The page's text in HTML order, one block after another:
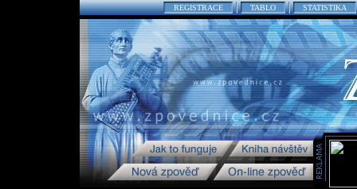
REGISTRACE TABLO STATISTIKA